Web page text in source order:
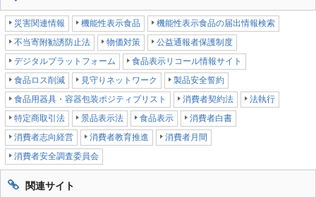
災害関連情報 機能性表示食品
機能性表示食品の届出情報検索
不当寄附勧誘防止法
物価対策
公益通報者保護制度
デジタルプラットフォーム
食品表示リコール情報サイト
食品ロス削減
見守りネットワーク
製品安全誓約
食品用器具・容器包装ポジティブリスト
消費者契約法
法執行
特定商取引法
景品表示法 食品表示
消費者白書
消費者志向経営
消費者教育推進
消費者月間
消費者安全調査委員会
関連サイト